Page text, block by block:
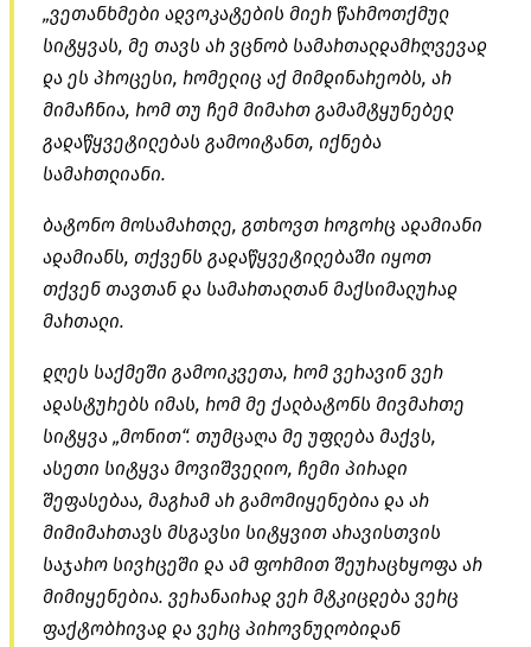
„ვეთანხმები ადვოკატების მიერ წარმოთქმულ
სიტყვას, მე თავს არ ვცნობ სამართალდამრღვევად
და ეს პროცესი, რომელიც აქ მიმდინარეობს, არ
მიმაჩნია, რომ თუ ჩემ მიმართ გამამტყუნებელ
გადაწყვეტილებას გამოიტანთ, იქნება
სამართლიანი.
ბატონო მოსამართლე, გთხოვთ როგორც ადამიანი
ადამიანს, თქვენს გადაწყვეტილებაში იყოთ
თქვენ თავთან და სამართალთან მაქსიმალურად
მართალი.
დღეს საქმეში გამოიკვეთა, რომ ვერავინ ვერ
ადასტურებს იმას, რომ მე ქალბატონს მივმართე
სიტყვა „მონით“. თუმცაღა მე უფლება მაქვს,
ასეთი სიტყვა მოვიშველიო, ჩემი პირადი
შეფასებაა, მაგრამ არ გამომიყენებია და არ
მიმიმართავს მსგავსი სიტყვით არავისთვის
საჯარო სივრცეში და ამ ფორმით შეურაცხყოფა არ
მიმიყენებია. ვერანაირად ვერ მტკიცდება ვერც
ფაქტობრივად და ვერც პიროვნულობიდან